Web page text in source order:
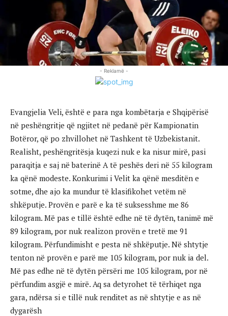
- Reklamë -
Evangjelia Veli, është e para nga kombëtarja e Shqipërisë
në peshëngritje që ngjitet në pedanë për Kampionatin
Botëror, që po zhvillohet në Tashkent të Uzbekistanit.
Realisht, peshëngritësja kuqezi nuk e ka nisur mirë, pasi
paraqitja e saj në baterinë A të peshës deri në 55 kilogram
ka qënë modeste. Konkurimi i Velit ka qënë mesditën e
sotme, dhe ajo ka mundur të klasifikohet vetëm në
shkëputje. Provën e parë e ka të suksesshme me 86
kilogram. Më pas e tillë është edhe në të dytën, tanimë më
89 kilogram, por nuk realizon provën e tretë me 91
kilogram. Përfundimisht e pesta në shkëputje. Në shtytje
tenton në provën e parë me 105 kilogram, por nuk ia del.
Më pas edhe në të dytën përsëri me 105 kilogram, por në
përfundim asgjë e mirë. Aq sa detyrohet të tërhiqet nga
gara, ndërsa si e tillë nuk renditet as në shtytje e as në
dygarësh